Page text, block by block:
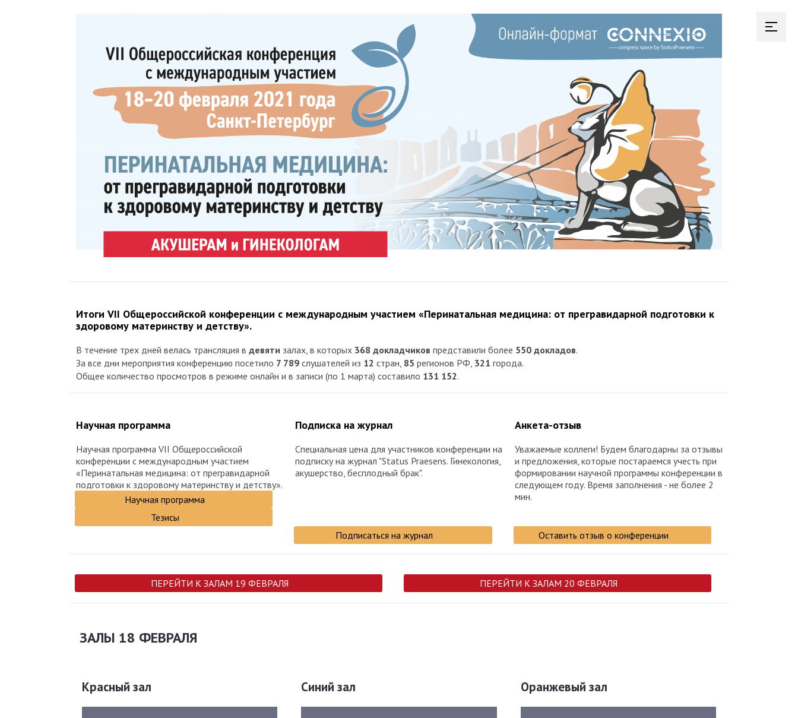
Итоги VII Общероссийской конференции с международным участием «Перинатальная медицина: от прегравидарной подготовки к
здоровому материнству и детству».
В течение трех дней велась трансляция в девяти залах, в которых 368 докладчиков представили более 550 докладов.
За все дни мероприятия конференцию посетило 7 789 слушателей из 12 стран, 85 регионов РФ, 321 города.
Общее количество просмотров в режиме онлайн и в записи (по 1 марта) составило 131 152.
Научная программа
Научная программа VII Общероссийской
конференции с международным участием
«Перинатальная медицина: от прегравидарной
подготовки к здоровому материнству и детству».
Научная программа
Тезисы
Подписка на журнал
Специальная цена для участников конференции на
подписку на журнал "Status Praesens. Гинекология,
акушерство, бесплодный брак".
Подписаться на журнал
Анкета-отзыв
Уважаемые коллеги! Будем благодарны за отзывы
и предложения, которые постараемся учесть при
формировании научной программы конференции в
следующем году. Время заполнения - не более 2
мин.
Оставить отзыв о конференции
ПЕРЕЙТИ К ЗАЛАМ 19 ФЕВРАЛЯ ПЕРЕЙТИ К ЗАЛАМ 20 ФЕВРАЛЯ
ЗАЛЫ 18 ФЕВРАЛЯ
Красный зал Синий зал Оранжевый зал